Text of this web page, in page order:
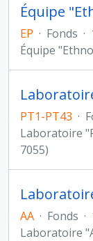
Équipe
EP · Fonds ·
Équipe
PT1-PT43 ·
Laboratoire
7055)
AA · Fonds ·
Laboratoire